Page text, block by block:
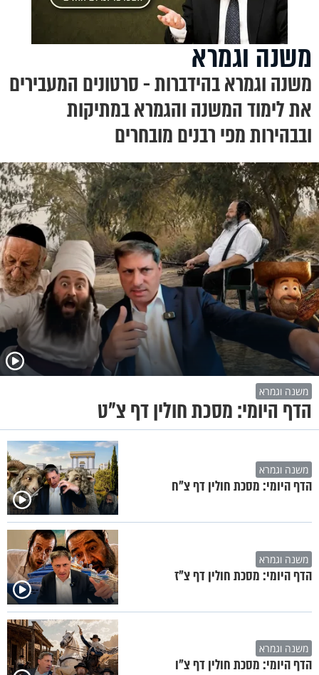
משנה וגמרא
משנה וגמרא בהידברות - סרטונים המעבירים
את לימוד המשנה והגמרא במתיקות
ובבהירות מפי רבנים מובחרים
משנה וגמרא
הדף היומי: מסכת חולין דף צ"ט
משנה וגמרא
הדף היומי: מסכת חולין דף צ"ח
משנה וגמרא
הדף היומי: מסכת חולין דף צ"ז
משנה וגמרא
הדף היומי: מסכת חולין דף צ"ו